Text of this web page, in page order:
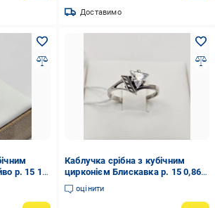
Доставимо
р. 15 1,8
Каблучка срібна з кубічним
цирконієм Блискавка р. 15 0,86 г
(3031878444)
оцінити